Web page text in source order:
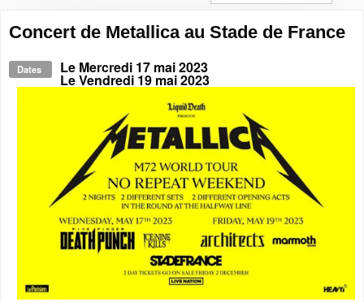
Concert de Metallica au Stade de France
Dates Le Mercredi 17 mai 2023
LeVendredi 19 mai 2023